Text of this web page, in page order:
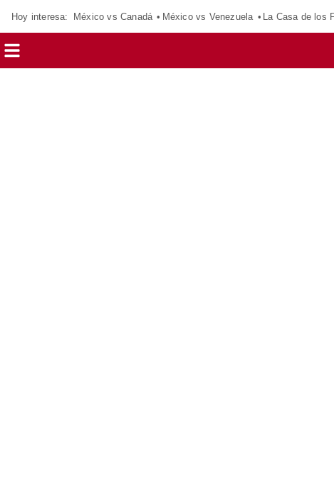
Hoy interesa: México vs Canadá México vs Venezuela La Casa de los